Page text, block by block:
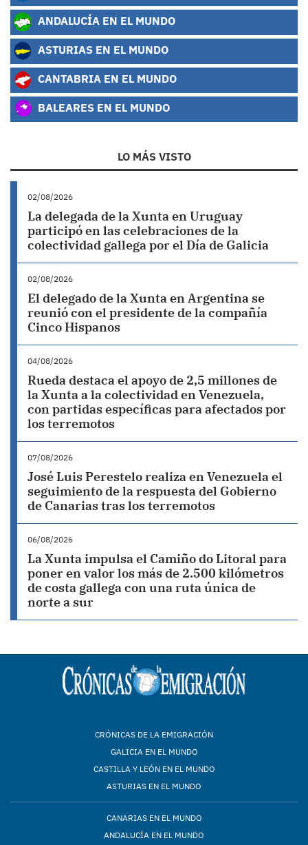
ANDALUCÍA EN EL MUNDO
ASTURIAS EN EL MUNDO
CANTABRIA EN EL MUNDO
BALEARES EN EL MUNDO
LO MÁS VISTO
02/08/2026
La delegada de la Xunta en Uruguay
participó en las celebraciones de la
colectividad gallega por el Día de Galicia
02/08/2026
El delegado de la Xunta en Argentina se
reunió con el presidente de la compañía
Cinco Hispanos
04/08/2026
Rueda destaca el apoyo de 2,5 millones de
la Xunta a la colectividad en Venezuela,
con partidas específicas para afectados por
los terremotos
07/08/2026
José Luis Perestelo realiza en Venezuela el
seguimiento de la respuesta del Gobierno
de Canarias tras los terremotos
06/08/2026
La Xunta impulsa el Camiño do Litoral para
poner en valor los más de 2.500 kilómetros
de costa gallega con una ruta única de
norte a sur
CRÓNICAS DE LA EMIGRACIÓN
GALICIA EN EL MUNDO
CASTILLA Y LEÓN EN EL MUNDO
ASTURIAS EN EL MUNDO
CANARIAS EN EL MUNDO
ANDALUCÍA EN EL MUNDO